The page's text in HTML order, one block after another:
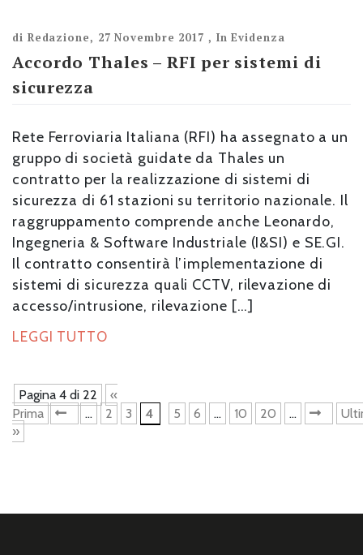
di Redazione, 27 Novembre 2017 , In Evidenza
Accordo Thales – RFI per sistemi di
sicurezza
Rete Ferroviaria Italiana (RFI) ha assegnato a un
gruppo di società guidate da Thales un
contratto per la realizzazione di sistemi di
sicurezza di 61 stazioni su territorio nazionale. Il
raggruppamento comprende anche Leonardo,
Ingegneria & Software Industriale (I&SI) e SE.GI.
Il contratto consentirà l’implementazione di
sistemi di sicurezza quali CCTV, rilevazione di
accesso/intrusione, rilevazione […]
LEGGI TUTTO
Pagina 4 di 22
«
Prima
... 2 3 4 5 6 ... 10 20 ...
»